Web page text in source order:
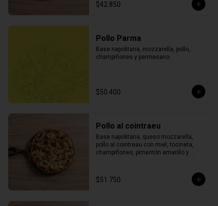
$42.850
Pollo Parma
Base napolitana, mozzarella, pollo,
champiñones y parmesano.
$50.400
Pollo al cointraeu
Base napolitana, queso mozzarella,
pollo al cointreau con miel, tocineta,
champiñones, pimentón amarillo y
$51.750